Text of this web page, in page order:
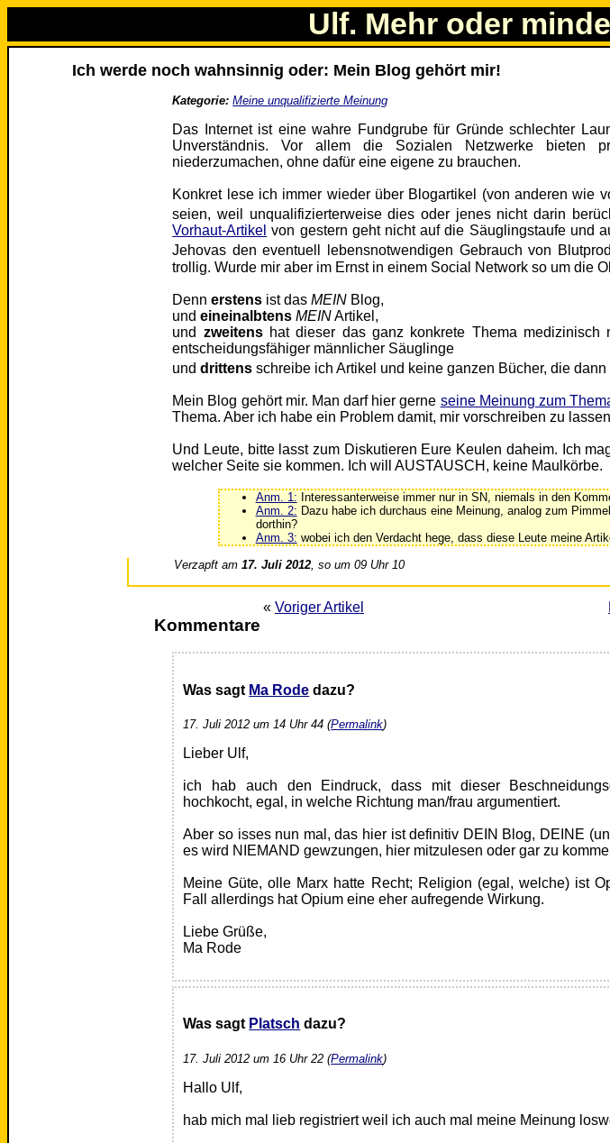
Ulf. Mehr oder
Ich werde noch wahnsinnig oder: Mein Blog gehört mir!
Kategorie: Meine unqualifizierte Meinung
Das Internet ist eine wahre Fundgrube für Gründe schlechter
Unverständnis. Vor allem die Sozialen Netzwerke bieten
niederzumachen, ohne dafür eine eigene zu brauchen.
Konkret lese ich immer wieder über Blogartikel (von anderen wie
seien, weil unqualifizierterweise dies oder jenes nicht darin
Vorhaut-Artikel von gestern geht nicht auf die Säuglingstaufe und
Jehovas den eventuell lebensnotwendigen Gebrauch von
trollig. Wurde mir aber im Ernst in einem Social Network so um die
Dennerstens ist dasMEIN Blog,
undeineinalbtens MEINArtikel,
und zweitenshat dieser das ganz konkrete Thema medizinisch
entscheidungsfähiger männlicher Säuglinge
unddrittens schreibe ich Artikel und keine ganzen Bücher, die
Mein Blog gehört mir. Man darf hier gerne seine Meinung zum
Thema. Aber ich habe ein Problem damit, mir vorschreiben zu
Und Leute, bitte lasst zum Diskutieren Eure Keulen daheim. Ich
welcher Seite sie kommen. Ich will AUSTAUSCH, keine Maulkörbe.
Anm. 1: Interessanterweise immer nur in SN, niemals in den
Anm. 2: Dazu habe ich durchaus eine Meinung, analog zum
dorthin?
Anm. 3: wobei ich den Verdacht hege, dass diese Leute meine
Verzapft am17. Juli 2012, so um 09 Uhr 10
« Voriger Artikel
Kommentare
Was sagt Ma Rode dazu?
17. Juli 2012 um 14 Uhr 44 (Permalink)
Lieber Ulf,
ich hab auch den Eindruck, dass mit dieser
hochkocht, egal, in welche Richtung man/frau argumentiert.
Aber so isses nun mal, das hier ist definitiv DEIN Blog, DEINE
es wird NIEMAND gewzungen, hier mitzulesen oder gar zu
Meine Güte, olle Marx hatte Recht; Religion (egal, welche) ist
Fall allerdings hat Opium eine eher aufregende Wirkung.
Liebe Grüße,
Ma Rode
Was sagt Platsch dazu?
17. Juli 2012 um 16 Uhr 22 (Permalink)
Hallo Ulf,
hab mich mal lieb registriert weil ich auch mal meine Meinung